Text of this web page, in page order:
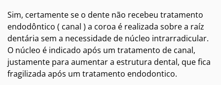
Sim, certamente se o dente não recebeu tratamento
endodôntico ( canal ) a coroa é realizada sobre a raíz
dentária sem a necessidade de núcleo intrarradicular.
O núcleo é indicado após um tratamento de canal,
justamente para aumentar a estrutura dental, que fica
fragilizada após um tratamento endodontico.